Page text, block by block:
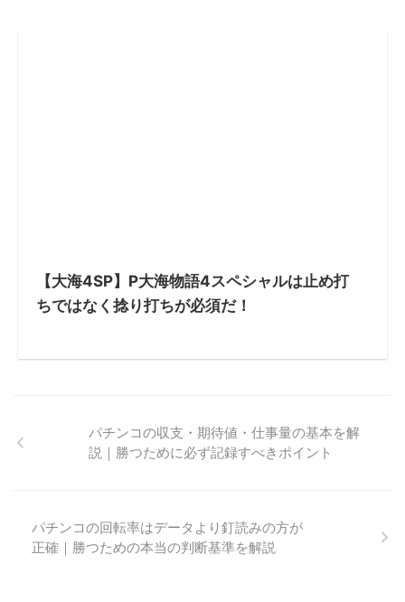
【大海4SP】P大海物語4スペシャルは止め打
ちではなく捻り打ちが必須だ！
パチンコの収支・期待値・仕事量の基本を解
説｜勝つために必ず記録すべきポイント
パチンコの回転率はデータより釘読みの方が
正確｜勝つための本当の判断基準を解説